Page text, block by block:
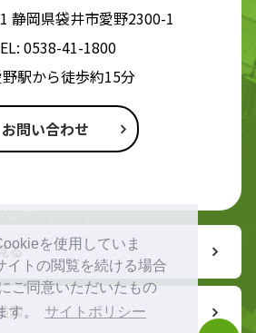
を使用していま
イトの閲覧を続ける場合
ご同意いただいたもの
す。
サイトポリシー
静岡県袋井市愛野2300-1
0538-41-1800
駅から徒歩約15分
お問い合わせ
る
索